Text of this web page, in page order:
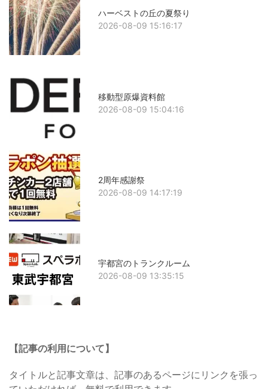
ハーベストの丘の夏祭り
2026-08-09 15:16:17
移動型原爆資料館
2026-08-09 15:04:16
2周年感謝祭
2026-08-09 14:17:19
宇都宮のトランクルーム
2026-08-09 13:35:15
【記事の利用について】
タイトルと記事文章は、記事のあるページにリンクを張っ